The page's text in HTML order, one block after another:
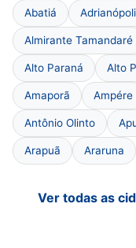
Abatiá
Almirante Tamandaré
Alto Paraná Alto
Amaporã Ampére
Antônio Olinto
Arapuã Araruna
Ver todas as